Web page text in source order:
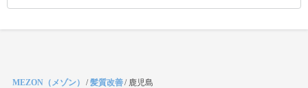
MEZON（メゾン） /髪質改善/ 鹿児島